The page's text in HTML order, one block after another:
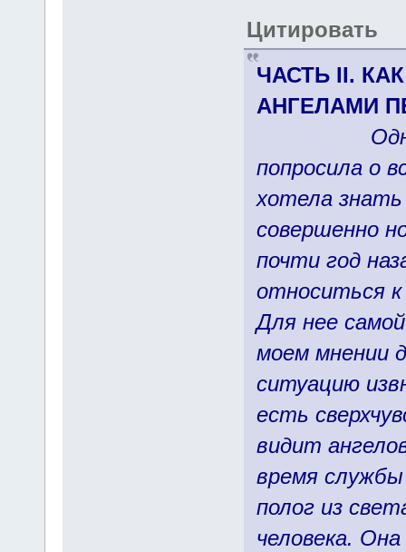
Цитировать
ЧАСТЬ II.
АНГЕЛАМИ
попросила о
хотела знать
совершенно
почти год
относиться
Для нее
моем мнении
ситуацию
есть
видит
время
полог из
человека.